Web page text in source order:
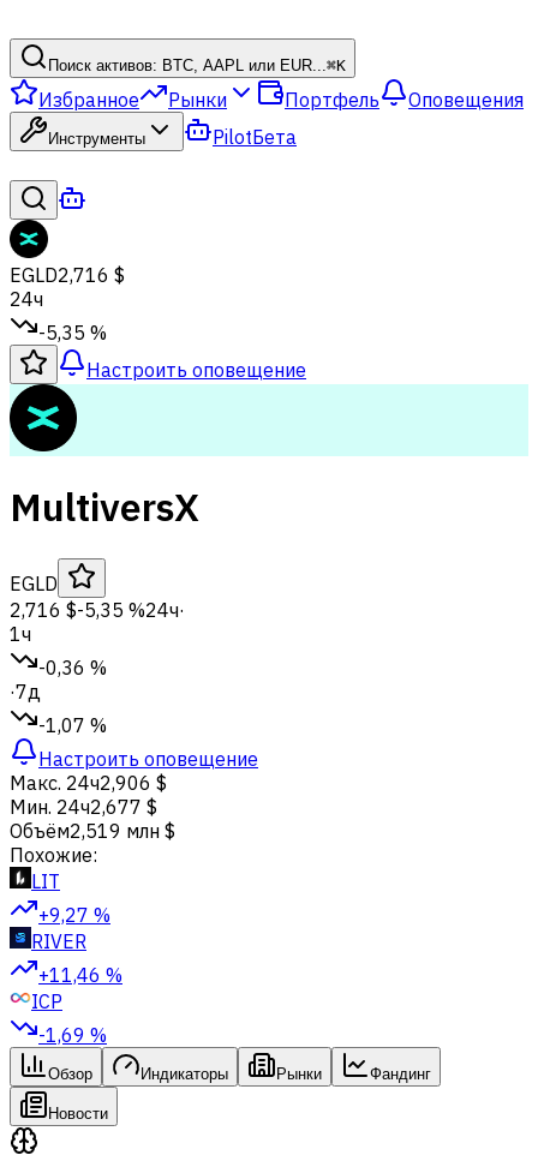
Поиск активов: BTC, AAPL или EUR...⌘K
Избранное Рынки Портфель Оповещения
Инструменты PilotБета
EGLD2,716 $
24ч
-5,35 %
Настроить оповещение
MultiversX
EGLD
2,716 $-5,35 %24ч·
1ч
-0,36 %
·7д
-1,07 %
Настроить оповещение
Макс. 24ч2,906 $
Мин. 24ч2,677 $
Объём2,519 млн $
Похожие:
LIT
+9,27 %
RIVER
+11,46 %
ICP
-1,69 %
Обзор Индикаторы Рынки Фандинг
Новости